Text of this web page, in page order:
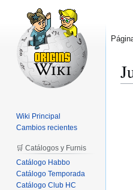
Wiki Principal
Cambios recientes
🛒 Catálogos y Furnis
Catálogo Habbo
Catálogo Temporada
Catálogo Club HC